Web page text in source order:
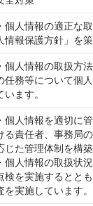
・個人情報の適正な
情報保護方針」を
・個人情報の取扱方
任務等について個
います。
・個人情報を適切に
る責任者、事務局
じた管理体制を構築
・個人情報の取扱状
検を実施するとと
を実施しています。